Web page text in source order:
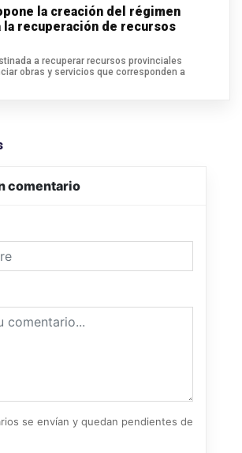
la creación del régimen
la recuperación de recursos
a recuperar recursos provinciales
obras y servicios que corresponden a
comentario
se envían y quedan pendientes de